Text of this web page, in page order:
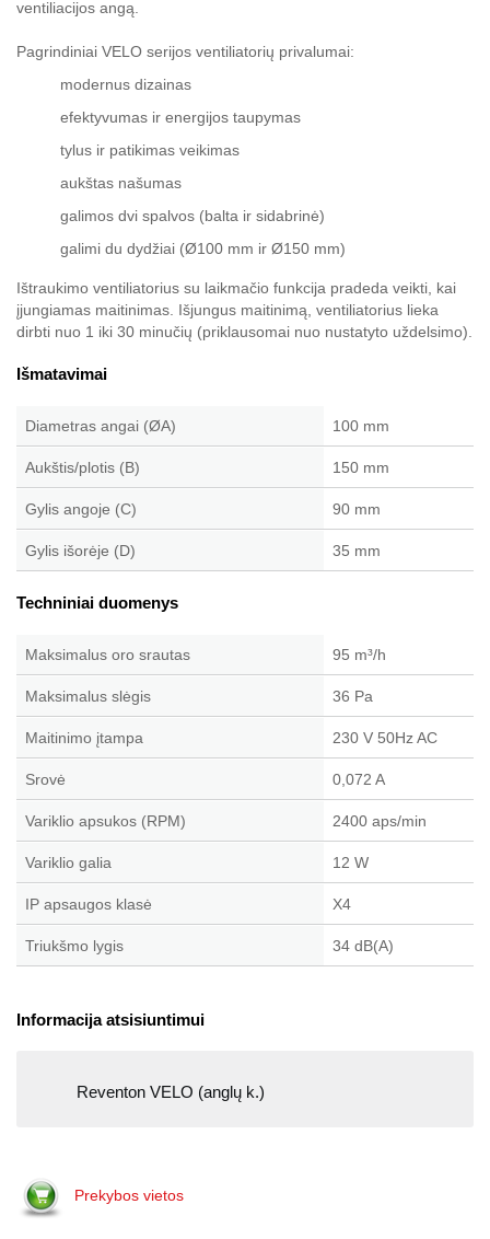
ventiliacijos angą.
Pagrindiniai VELO serijos ventiliatorių privalumai:
modernus dizainas
efektyvumas ir energijos taupymas
tylus ir patikimas veikimas
aukštas našumas
galimos dvi spalvos (balta ir sidabrinė)
galimi du dydžiai (Ø100 mm ir Ø150 mm)
Ištraukimo ventiliatorius su laikmačio funkcija pradeda veikti, kai
įjungiamas maitinimas. Išjungus maitinimą, ventiliatorius lieka
dirbti nuo 1 iki 30 minučių (priklausomai nuo nustatyto uždelsimo).
Išmatavimai
Diametras angai (ØA) 100 mm
Aukštis/plotis (B) 150 mm
Gylis angoje (C) 90 mm
Gylis išorėje (D) 35 mm
Techniniai duomenys
Maksimalus oro srautas 95 m³/h
Maksimalus slėgis 36 Pa
Maitinimo įtampa 230 V 50Hz AC
Srovė 0,072 A
Variklio apsukos (RPM) 2400 aps/min
Variklio galia 12 W
IP apsaugos klasė X4
Triukšmo lygis 34 dB(A)
Informacija atsisiuntimui
Reventon VELO (anglų k.)
Prekybos vietos